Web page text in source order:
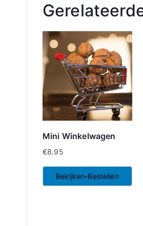
Mini Winkelwagen
€8.95
Bekijken-Bestellen